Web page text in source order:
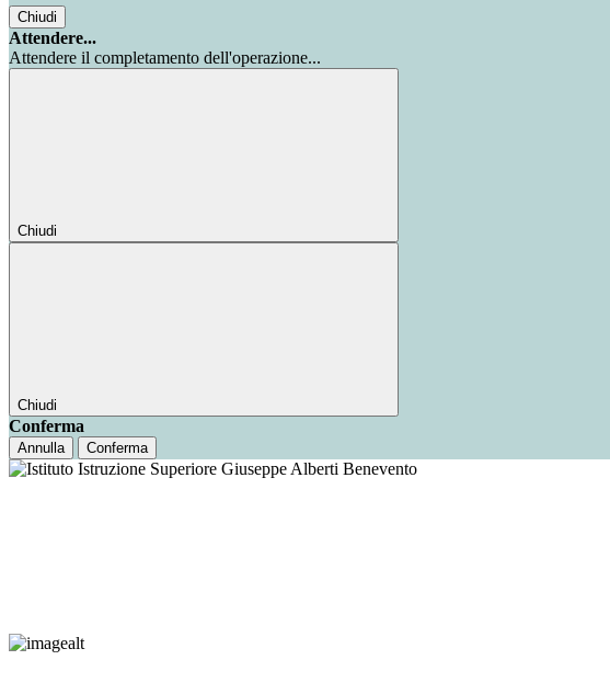
Chiudi
Attendere...
Attendere il completamento dell'operazione...
Chiudi
Chiudi
Conferma
Annulla Conferma